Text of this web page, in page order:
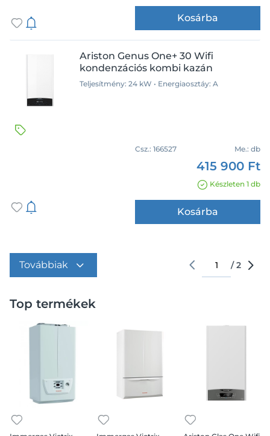
Kosárba
Ariston Genus One+ 30 Wifi
kondenzációs kombi kazán
Teljesítmény: 24 kW • Energiaosztáy: A
Csz.: 166527 Me.: db
415 900 Ft
Készleten 1 db
Kosárba
arrow /2 arrow
Tömeg
Top termékek